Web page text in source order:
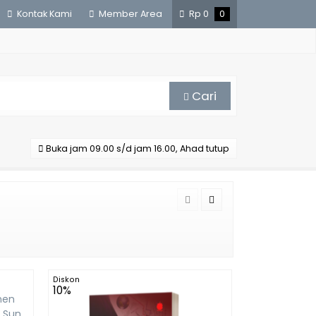
Kontak Kami Member Area Rp 0 0
Cari
Buka jam 09.00 s/d jam 16.00, Ahad tutup
Diskon
10%